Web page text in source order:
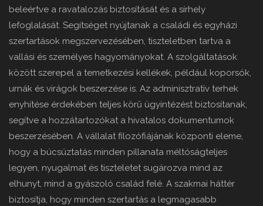
beleértve a ravatalozás biztosítását és a sírhely
lefoglalását. Segítséget nyújtanak a családi és egyházi
szertartások megszervezésében, tiszteletben tartva a
vallási és személyes hagyományokat. A szolgáltatások
között szerepel a temetkezési kellékek, például koporsók,
urnák és virágok beszerzése is. Az adminisztratív terhek
enyhítése érdekében teljes körű ügyintézést biztosítanak,
segítve a hozzátartozókat a hivatalos dokumentumok
beszerzésében. A vállalat filozófiájának központi eleme,
hogy a búcsúztatás minden pillanata méltóságteljes
legyen, nyugalmat és tiszteletet sugározva mind az
elhunyt, mind a gyászoló család felé. A szakmai háttér
biztosítja, hogy minden szertartás a legmagasabb